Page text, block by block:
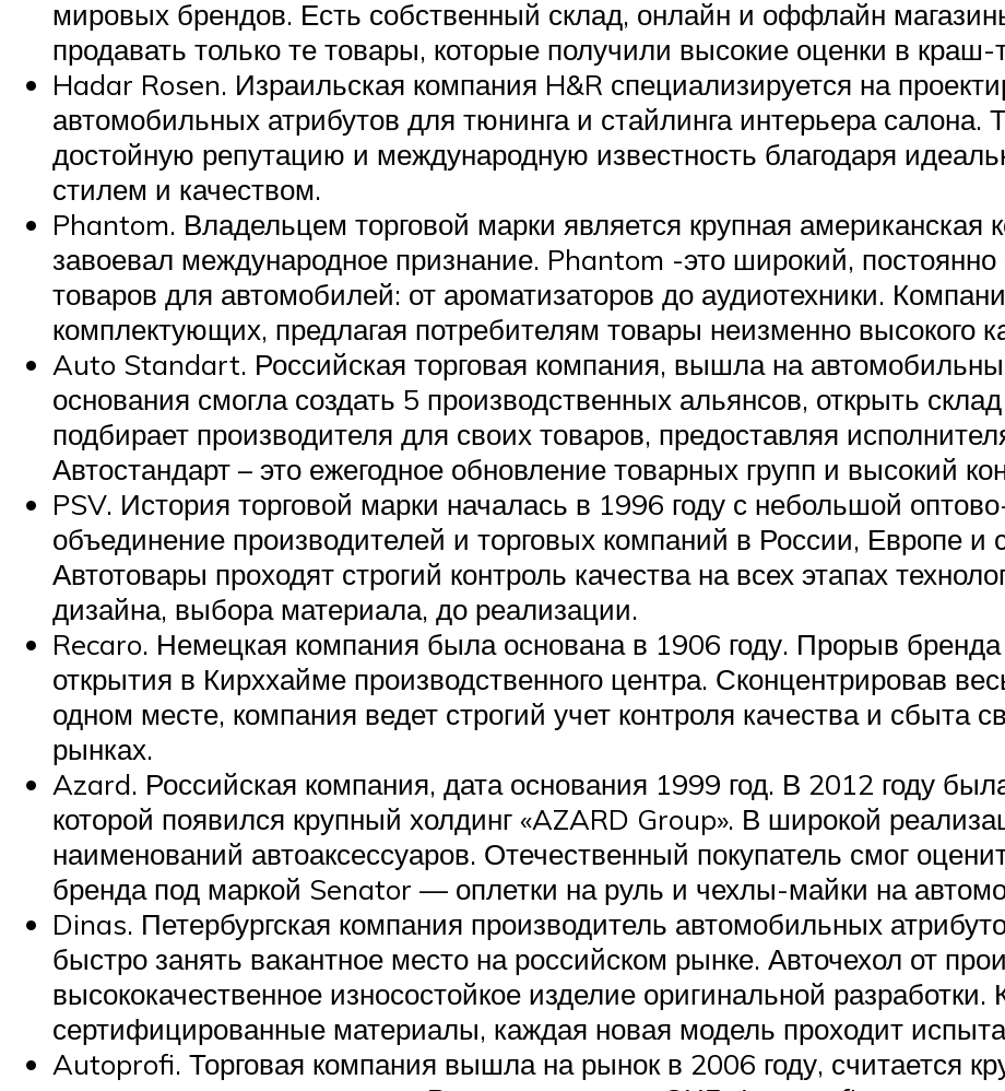
мировых брендов. Есть собственный склад, онлайн и оффлайн
продавать только те товары, которые получили высокие оценки в краш-
Hadar Rosen. Израильская компания H&R специализируется на
автомобильных атрибутов для тюнинга и стайлинга интерьера
достойную репутацию и международную известность благодаря
стилем и качеством.
Phantom. Владельцем торговой марки является крупная
завоевал международное признание. Phantom -это широкий,
товаров для автомобилей: от ароматизаторов до аудиотехники.
комплектующих, предлагая потребителям товары неизменно высокого
Auto Standart. Российская торговая компания, вышла на
основания смогла создать 5 производственных альянсов, открыть
подбирает производителя для своих товаров, предоставляя
Автостандарт – это ежегодное обновление товарных групп и высокий
PSV. История торговой марки началась в 1996 году с небольшой
объединение производителей и торговых компаний в России, Европе и
Автотовары проходят строгий контроль качества на всех этапах
дизайна, выбора материала, до реализации.
Recaro. Немецкая компания была основана в 1906 году. Прорыв
открытия в Кирххайме производственного центра. Сконцентрировав
одном месте, компания ведет строгий учет контроля качества и сбыта
рынках.
Azard. Российская компания, дата основания 1999 год. В 2012 году
которой появился крупный холдинг «AZARD Group». В широкой
наименований автоаксессуаров. Отечественный покупатель смог
бренда под маркой Senator — оплетки на руль и чехлы-майки на
Dinas. Петербургская компания производитель автомобильных
быстро занять вакантное место на российском рынке. Авточехол от
высококачественное износостойкое изделие оригинальной разработки.
сертифицированные материалы, каждая новая модель проходит
Autoprofi. Торговая компания вышла на рынок в 2006 году, считается